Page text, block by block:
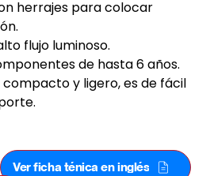
herrajes para colocar
flujo luminoso.
de hasta 6 años.
compacto y ligero, es de fácil
Ver ficha ténica en inglés